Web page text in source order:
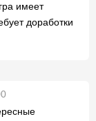
имеет
доработки